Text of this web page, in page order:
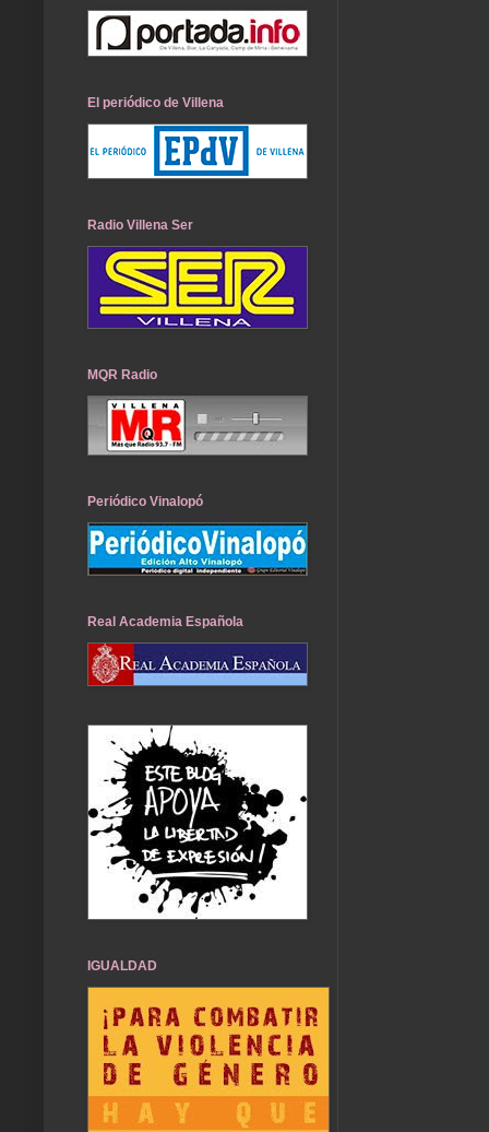
El periódico de Villena
Radio Villena Ser
MQR Radio
Periódico Vinalopó
Real Academia Española
IGUALDAD